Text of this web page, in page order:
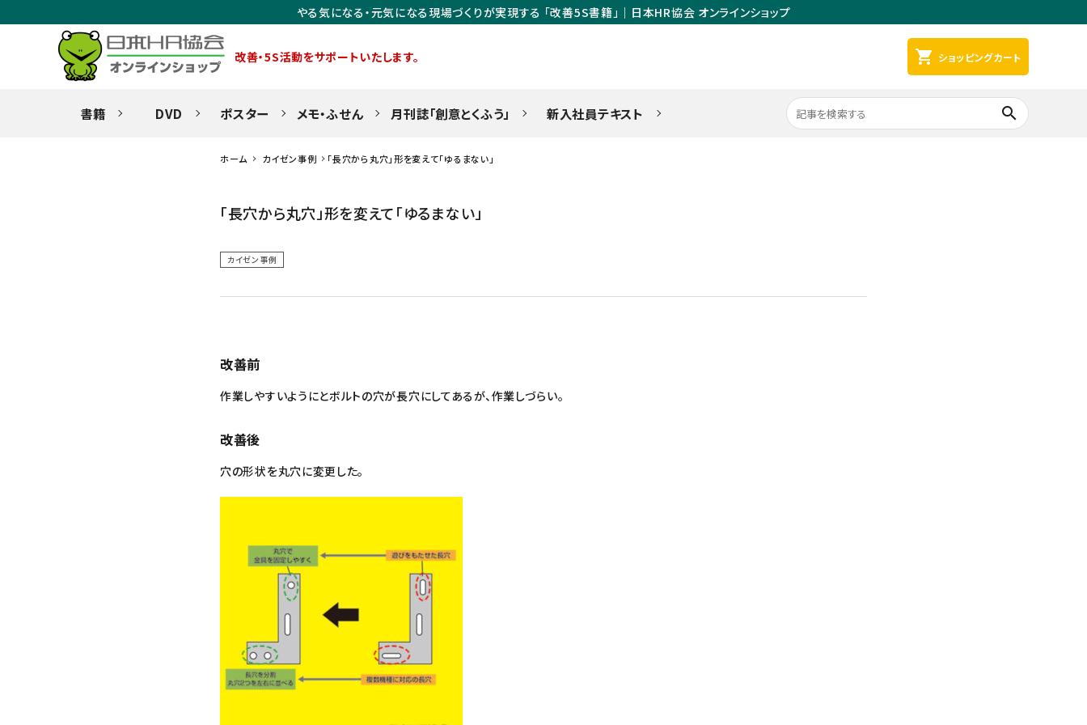
やる気になる・元気になる現場づくりが実現する 「改善5S書籍」｜日本HR協会 オンラインショップ
改善・5S活動をサポートいたします。 shopping_cart ショッピングカート
書籍 DVD ポスター メモ・ふせん 月刊誌「創意とくふう」 新入社員テキスト search
ホーム カイゼン事例 「長穴から丸穴」形を変えて「ゆるまない」
「長穴から丸穴」形を変えて「ゆるまない」
カイゼン事例
改善前
作業しやすいようにとボルトの穴が長穴にしてあるが、作業しづらい。
改善後
穴の形状を丸穴に変更した。